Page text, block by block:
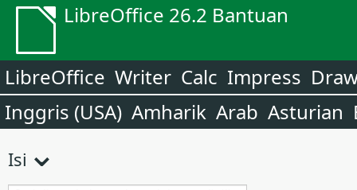
LibreOffice 26.2 Bantuan
LibreOffice Writer Calc Impress
Inggris (USA) Amharik Arab Asturian
Isi